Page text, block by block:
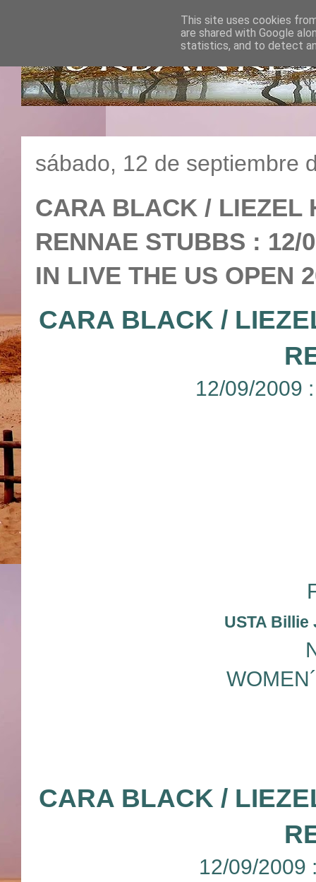
sábado, 12 de septiembre
CARA BLACK / LIEZEL
RENNAE STUBBS : 12/
IN LIVE THE US OPEN
CARA BLACK /
12/09/2009
USTA
CARA BLACK /
12/09/2009
This site uses cookies
are shared with Google
statistics, and to detect